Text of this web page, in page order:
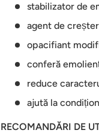
stabilizator de
agent de
opacifiant
conferă
reduce
ajută la
RECOMANDĂRI DE